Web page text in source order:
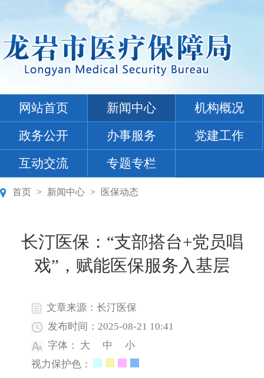
网站首页 新闻中心
机构概况
政务公开
办事服务
党建工作
互动交流
专题专栏
首页 > 新闻中心 > 医保动态
长汀医保：“支部搭台+党员唱
戏”，赋能医保服务入基层
文章来源：长汀医保
发布时间：2025-08-21 10:41
字体： 大 中
小
视力保护色：